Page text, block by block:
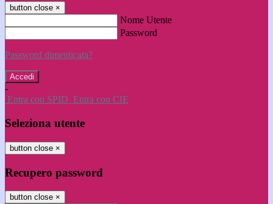
button close ×
Nome Utente
Password
Password dimenticata?
-
Entra con SPID Entra con CIE
Seleziona utente
button close ×
Recupero password
button close ×